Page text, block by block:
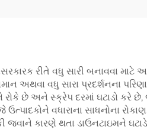
રીતે વધુ સારી બનાવવા માટે
અથવા વધુ સારા પ્રદર્શનના
છે અને સ્ક્રેપ દરમાં ઘટાડો કરે છે,
વધારાના સાધનોના
કારણે થતા ડાઉનટાઇમને